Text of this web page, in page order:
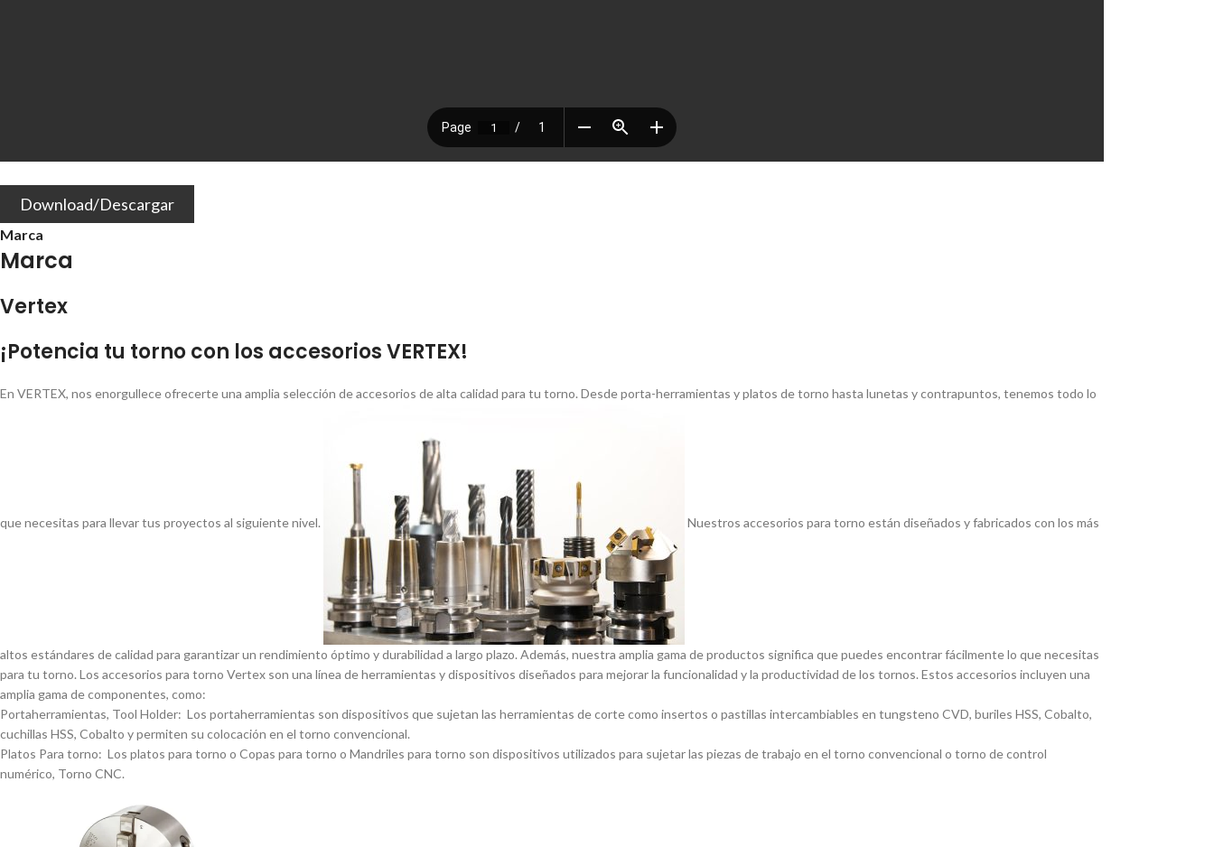
Download/Descargar
Marca
Marca
Vertex
¡Potencia tu torno con los accesorios VERTEX!
En VERTEX, nos enorgullece ofrecerte una amplia selección de accesorios de alta calidad para tu torno. Desde porta-herramientas y platos de torno hasta lunetas y contrapuntos, tenemos todo lo
que necesitas para llevar tus proyectos al siguiente nivel. Nuestros accesorios para torno están diseñados y fabricados con los más
altos estándares de calidad para garantizar un rendimiento óptimo y durabilidad a largo plazo. Además, nuestra amplia gama de productos significa que puedes encontrar fácilmente lo que necesitas
para tu torno. Los accesorios para torno Vertex son una lí­nea de herramientas y dispositivos diseñados para mejorar la funcionalidad y la productividad de los tornos. Estos accesorios incluyen una
amplia gama de componentes, como:
Portaherramientas, Tool Holder: Los portaherramientas son dispositivos que sujetan las herramientas de corte como insertos o pastillas intercambiables en tungsteno CVD, buriles HSS, Cobalto,
cuchillas HSS, Cobalto y permiten su colocación en el torno convencional.
Platos Para torno: Los platos para torno o Copas para torno o Mandriles para torno son dispositivos utilizados para sujetar las piezas de trabajo en el torno convencional o torno de control
numérico, Torno CNC.